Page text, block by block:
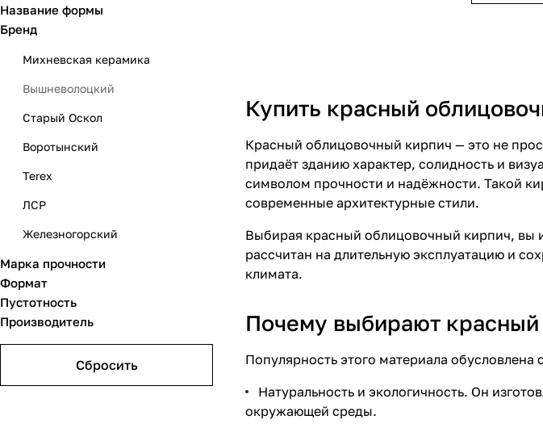
Купить красный
Красный облицовочный кирпич — это не
придаёт зданию характер, солидность и
символом прочности и надёжности. Такой
современные архитектурные стили.
Выбирая красный облицовочный кирпич, вы
рассчитан на длительную эксплуатацию и
климата.
Почему выбирают
Популярность этого материала обусловлена
Натуральность и экологичность. Он
окружающей среды.
250х120х88
250х85х65
250x85x88
310x85x50
215x102x65
285х115x50
бежевый
серый
красный
белый
бордовый
красно-коричневый
терракотовый
Название формы
Бренд
Михневская керамика
Вышневолоцкий
Старый Оскол
Воротынский
Terex
ЛСР
Железногорский
Строма
Braer
Пятый элемент
Марка прочности
Формат
Пустотность
Производитель
Сбросить